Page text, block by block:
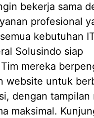
bekerja sama
profesional
kebutuhan
Solusindo siap
mereka
website untuk
dengan tampilan
maksimal.